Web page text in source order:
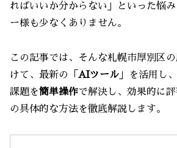
ればいいか分からない」といった悩
ー様も少なくありません。
この記事では、そんな札幌市厚別区
けて、最新の「 AIツール 」を活用し
課題を簡単操作で解決し、効果的に
の具体的な方法を徹底解説します。